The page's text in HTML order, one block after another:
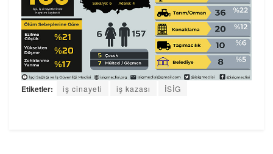
Etiketler: iş cinayeti iş kazası İSİG